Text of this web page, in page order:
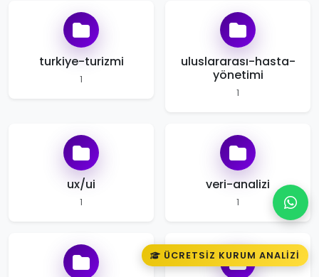
turkiye-turizmi
1
uluslararası-hasta-
yönetimi
1
ux/ui
1
veri-analizi
1
ÜCRETSIZ KURUM ANALIZI